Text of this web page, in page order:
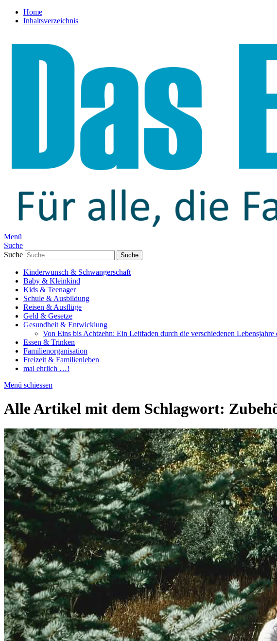
Home
Inhaltsverzeichnis
Menü
Suche
Suche
Kinderwunsch & Schwangerschaft
Baby & Kleinkind
Kids & Teenager
Schule & Ausbildung
Reisen & Ausflüge
Geld & Gesetze
Gesundheit & Entwicklung
Von Eins bis Achtzehn: Ein Leitfaden durch die verschiedenen Lebensjahre
Essen & Trinken
Familienorganisation
Freizeit & Familienleben
mal ehrlich …!
Menü schiessen
Alle Artikel mit dem Schlagwort: